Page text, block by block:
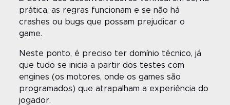
prática, as regras funcionam e se não há
crashes ou bugs que possam prejudicar o
game.
Neste ponto, é preciso ter domínio técnico, já
que tudo se inicia a partir dos testes com
engines (os motores, onde os games são
programados) que atrapalham a experiência do
jogador.